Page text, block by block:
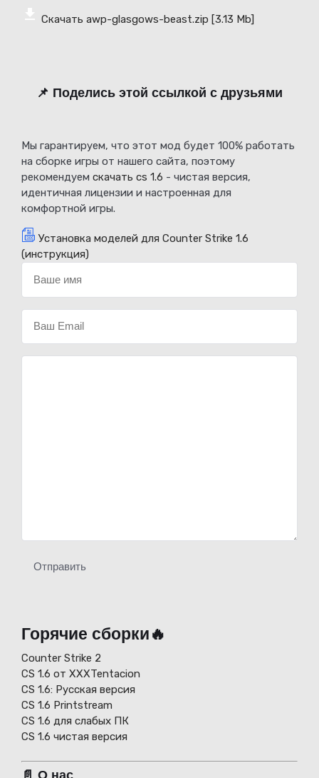
Скачать awp-glasgows-beast.zip [3.13 Mb]
📌 Поделись этой ссылкой с друзьями
Мы гарантируем, что этот мод будет 100% работать
на сборке игры от нашего сайта, поэтому
рекомендуем скачать cs 1.6 - чистая версия,
идентичная лицензии и настроенная для
комфортной игры.
Установка моделей для Counter Strike 1.6
(инструкция)
Отправить
Горячие сборки🔥
Counter Strike 2
CS 1.6 от XXXTentacion
СS 1.6: Русская версия
CS 1.6 Printstream
CS 1.6 для слабых ПК
CS 1.6 чистая версия
📄 О нас